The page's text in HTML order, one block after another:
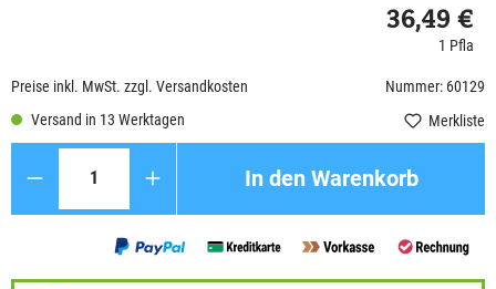
36,49 €
1 Pfla
Preise inkl. MwSt. zzgl. Versandkosten
Nummer: 60129
Versand in 13 Werktagen
Merkliste
In den Warenkorb